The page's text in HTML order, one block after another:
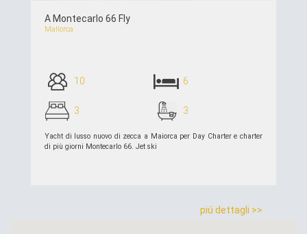
A Montecarlo 66 Fly
Mallorca
10 6
3 3
Yacht di lusso nuovo di zecca a Maiorca per Day Charter e charter
di più giorni Montecarlo 66. Jet ski
piú dettagli >>